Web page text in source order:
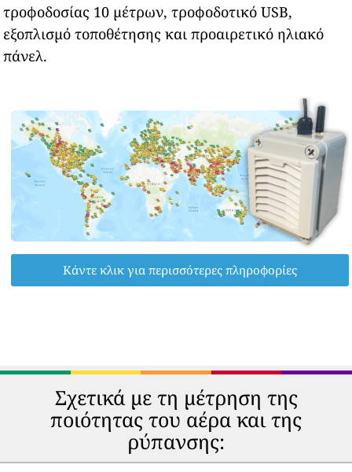
τροφοδοσίας 10 μέτρων, τροφοδοτικό USB,
εξοπλισμό τοποθέτησης και προαιρετικό ηλιακό
πάνελ.
Κάντε κλικ για περισσότερες πληροφορίες
Σχετικά με τη μέτρηση της
ποιότητας του αέρα και της
ρύπανσης: